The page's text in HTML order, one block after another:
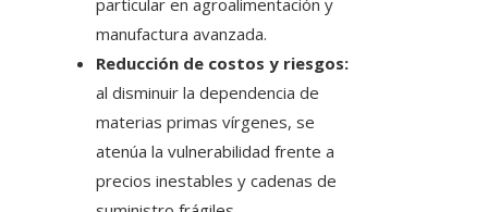
particular en agroalimentación y
manufactura avanzada.
Reducción de costos y riesgos:
al disminuir la dependencia de
materias primas vírgenes, se
atenúa la vulnerabilidad frente a
precios inestables y cadenas de